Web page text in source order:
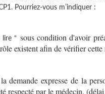
Pourriez-vous m’indiquer :
“ sous condition d'avoir
existent afin de vérifier cette
demande expresse de la
respecté par le médecin.